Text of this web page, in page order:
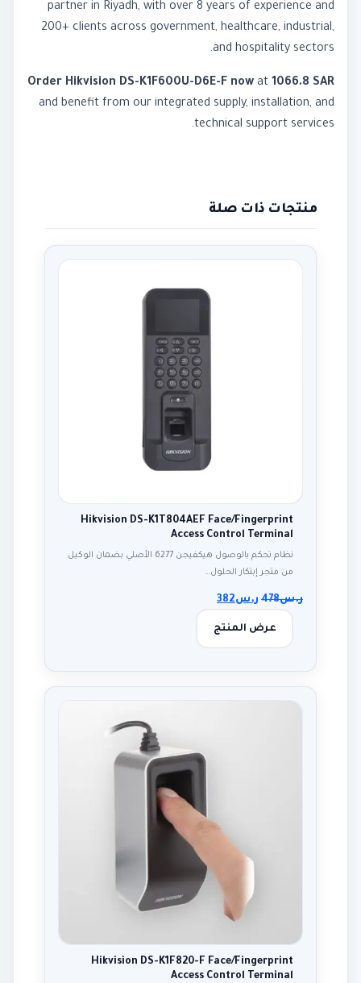
partner in Riyadh, with over 8 years of experience and
200+ clients across government, healthcare, industrial,
and hospitality sectors.
Order Hikvision DS-K1F600U-D6E-F now at 1066.8 SAR
and benefit from our integrated supply, installation, and
technical support services.
منتجات ذات صلة
Hikvision DS-K1T804AEF Face/Fingerprint
Access Control Terminal
نظام تحكم بالوصول هيكفيجن 6277 الأصلي بضمان الوكيل
من متجر إبتكار الحلول…
ر.س478 ر.س382
عرض المنتج
Hikvision DS-K1F820-F Face/Fingerprint
Access Control Terminal